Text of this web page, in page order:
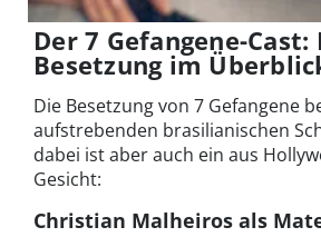
Der 7 Gefangene-Cast:
Besetzung im
Die Besetzung von 7 Gefangene
aufstrebenden brasilianischen
dabei ist aber auch ein aus
Gesicht:
Christian Malheiros als